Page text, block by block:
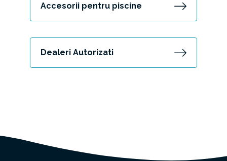
Accesorii pentru piscine
Dealeri Autorizati